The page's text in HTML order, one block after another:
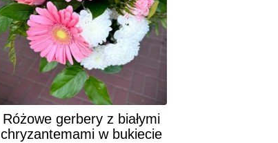
Różowe gerbery z białymi
chryzantemami w bukiecie